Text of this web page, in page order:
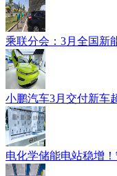
乘联分会：3月全国新
小鹏汽车3月交付新车
电化学储能电站稳增